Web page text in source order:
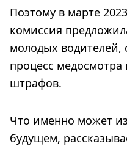
Поэтому в марте
комиссия
молодых водителей,
процесс
штрафов.
Что именно может
будущем,